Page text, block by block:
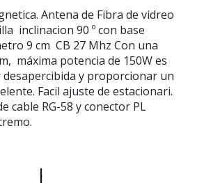
Antena de Fibra de vidreo
inclinacion 90 º con base
9 cm CB 27 Mhz Con una
máxima potencia de 150W es
desapercibida y proporcionar un
Facil ajuste de estacionari.
cable RG-58 y conector PL